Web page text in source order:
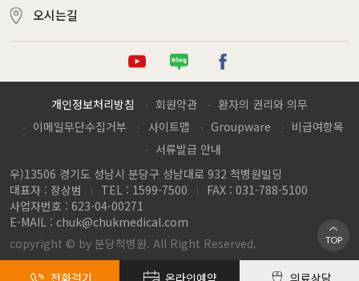
오시는길
튜브 로그 이스북
개인정보처리방침 회원약관
환자의 권리와 의무
이메일무단수집거부
사이트맵 Groupware
비급여항목
서류발급 안내
우)13506 경기도 성남시 분당구 성남대로 932 척병원빌딩
대표자 : 장상범
TEL : 1599-7500
FAX : 031-788-5100
사업자번호 : 623-04-00271
E-MAIL : chuk@chukmedical.com
copyright © by 분당척병원. All Right Reserved.
TOP
전화걸기 온라인예약 의료상담